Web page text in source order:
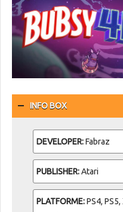
INFO BOX
DEVELOPER:Fabraz
PUBLISHER:Atari
PLATFORME:PS4,